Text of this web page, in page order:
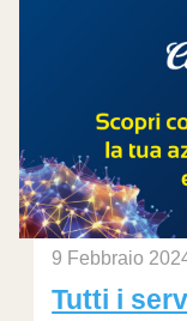
9 Febbraio
Tutti i